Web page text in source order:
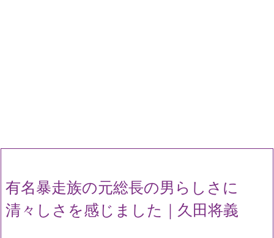
有名暴走族の元総長の男らしさに
清々しさを感じました｜久田将義